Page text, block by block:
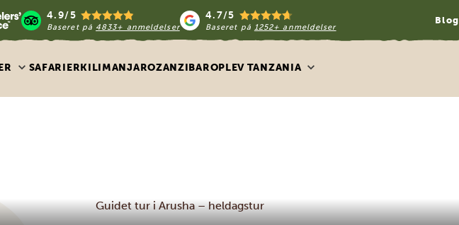
4.9/5
Baseret på 4833+ anmeldelser
4.7/5
Baseret på 1252+ anmeldelser
Blog
SAFARIERKILIMANJAROZANZIBAROPLEV TANZANIA
Guidet tur i Arusha – heldagstur